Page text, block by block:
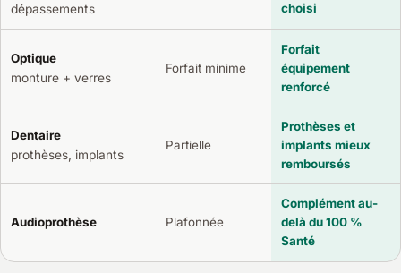
dépassements
choisi
Optique
monture + verres
Forfait minime
Forfait
équipement
renforcé
Dentaire
prothèses, implants
Partielle
Prothèses et
implants mieux
remboursés
Audioprothèse Plafonnée
Complément au-
delà du 100 %
Santé